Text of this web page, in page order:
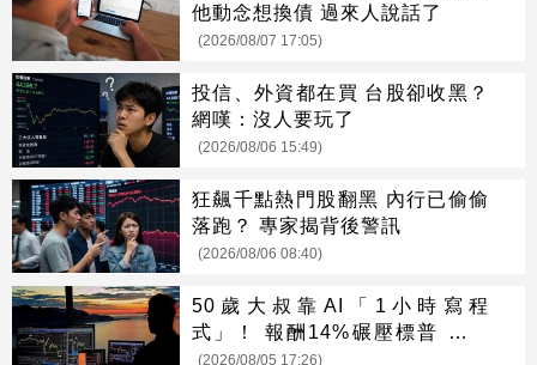
他動念想換債 過來人說話了
(2026/08/07 17:05)
投信、外資都在買 台股卻收黑？
網嘆：沒人要玩了
(2026/08/06 15:49)
狂飆千點熱門股翻黑 內行已偷偷
落跑？ 專家揭背後警訊
(2026/08/06 08:40)
50歲大叔靠AI「1小時寫程
式」！ 報酬14%碾壓標普 直接
辭職去炒股
(2026/08/05 17:26)